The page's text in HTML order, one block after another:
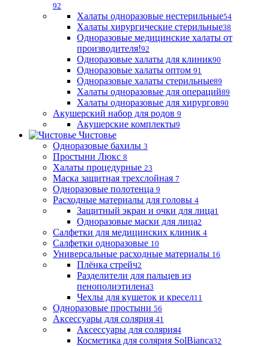
92
Халаты одноразовые нестерильные54
Халаты хирургические стерильные38
Одноразовые медицинские халаты от
производителя!92
Одноразовые халаты для клиник90
Одноразовые халаты оптом 91
Одноразовые халаты стерильные89
Халаты одноразовые для операций89
Халаты одноразовые для хирургов90
Акушерский набор для родов 9
Акушерские комплекты9
Чистовье
Одноразовые бахилы 3
Простыни Люкс 8
Халаты процедурные 23
Маска защитная трехслойная 7
Одноразовые полотенца 9
Расходные материалы для головы 4
Защитный экран и очки для лица1
Одноразовые маски для лица2
Салфетки для медицинских клиник 4
Салфетки одноразовые 10
Универсальные расходные материалы 16
Плёнка стрейч2
Разделители для пальцев из
пенополиэтилена3
Чехлы для кушеток и кресел11
Одноразовые простыни 56
Аксессуары для солярия 41
Аксессуары для солярия4
Косметика для солярия SolBianca32